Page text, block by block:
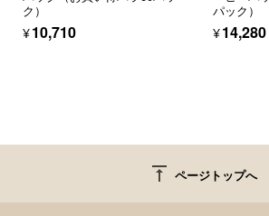
ク）
¥10,710
パック）
¥14,280
vertical_align_top ページトップへ